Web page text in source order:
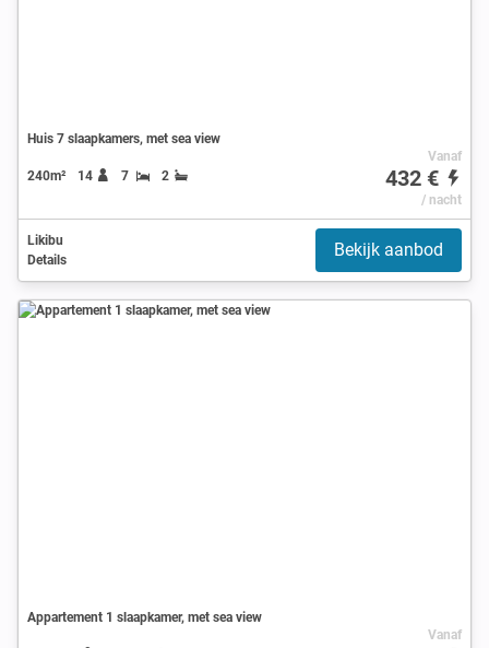
Huis 7 slaapkamers, met sea view
240m² 14 7 2
Vanaf
432 €
/ nacht
Likibu
Details
Bekijk aanbod
Appartement 1 slaapkamer, met sea view
Vanaf